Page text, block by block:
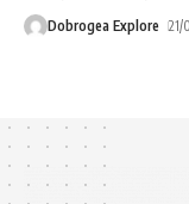
Dobrogea Explore 21/